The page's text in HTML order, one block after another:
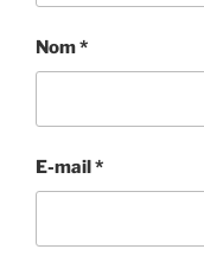
Nom*
E-mail*